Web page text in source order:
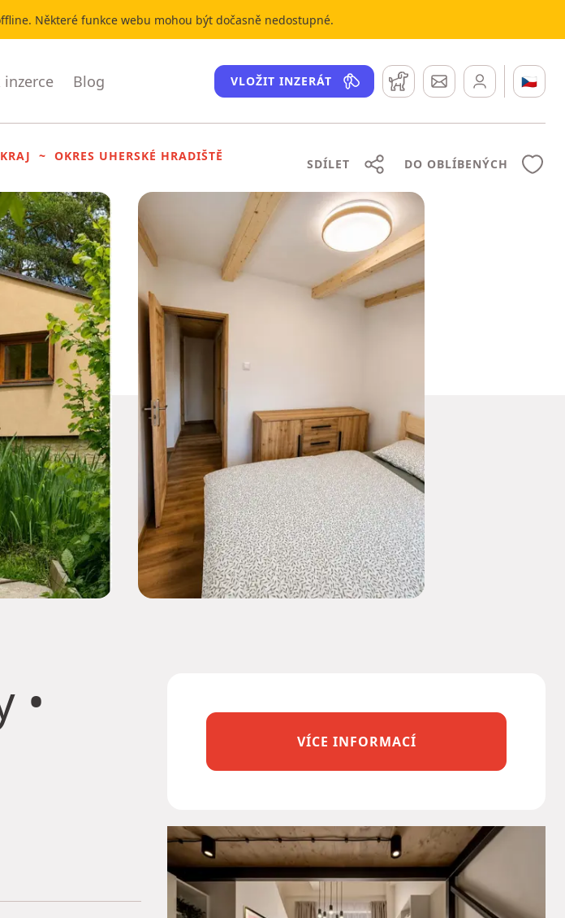
Některé funkce webu mohou být dočasně nedostupné.
inzerce Blog VLOŽIT INZERÁT Hlídací pesZprávy 🇨🇿
OKRES UHERSKÉ HRADIŠTĚ
SDÍLET DO OBLÍBENÝCH
•
VÍCE INFORMACÍ